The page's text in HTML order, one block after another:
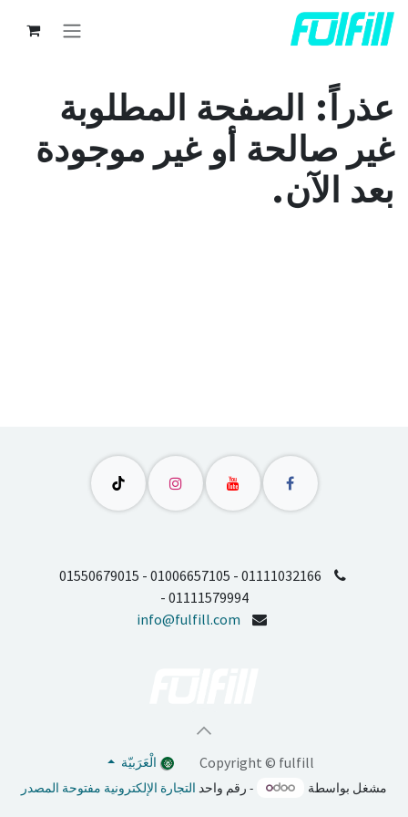
تخطي للذهاب إلى المحتوى
عذراً: الصفحة المطلوبة
غير صالحة أو غير موجودة
بعد الآن.
01550679015 - 01006657105 - 01111032166
- 01111579994
info@fulfill.com
Copyright © fulfill
الْعَرَبيّة
مشغل بواسطة
- رقم واحد التجارة الإلكترونية مفتوحة المصدر